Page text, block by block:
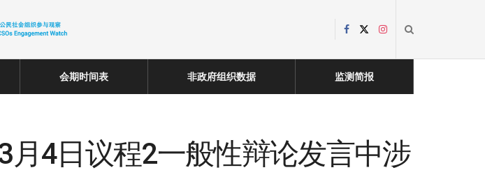
会期时间表 非政府组织数据 监测简报
月4日议程2一般性辩论发言中涉